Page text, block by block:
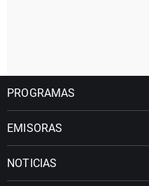
PROGRAMAS
EMISORAS
NOTICIAS